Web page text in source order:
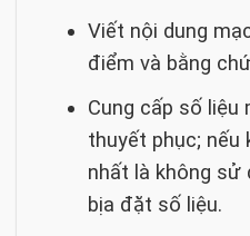
Viết nội dung
điểm và bằng
Cung cấp số liệu
thuyết phục; nếu
nhất là không sử
bịa đặt số liệu.